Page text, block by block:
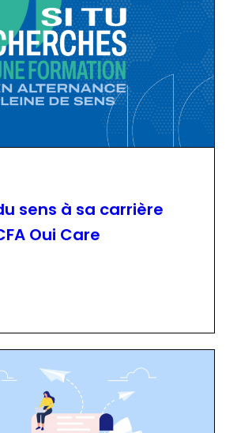
sens à sa carrière
Oui Care